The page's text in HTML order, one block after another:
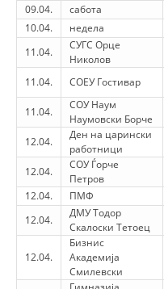
THE
DISASTER
09.04.
сабота
10.04.
недела
11.04.
СУГС Орце
Николов
11.04. СОЕУ Гостивар
11.04.
СОУ Наум
Наумовски Борче
12.04.
Ден на царински
работници
12.04.
СОУ Ѓорче
Петров
12.04.
ПМФ
12.04.
ДМУ Тодор
Скалоски Тетоец
12.04.
Бизнис
Академија
Смилевски